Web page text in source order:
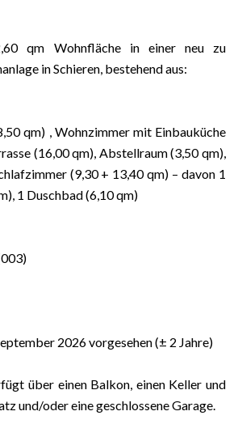
qm Wohnfläche in einer neu zu
in Schieren, bestehend aus:
qm) , Wohnzimmer mit Einbauküche
(16,00 qm), Abstellraum (3,50 qm),
(9,30 + 13,40 qm) – davon 1
1 Duschbad (6,10 qm)
2026 vorgesehen (± 2 Jahre)
über einen Balkon, einen Keller und
und/oder eine geschlossene Garage.